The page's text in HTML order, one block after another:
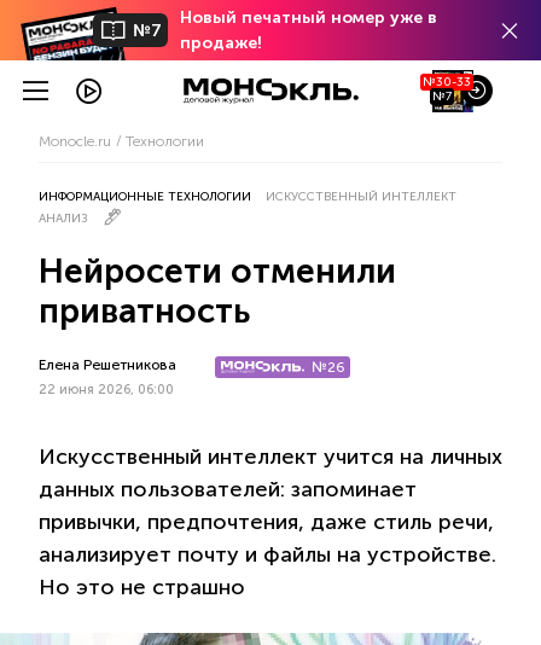
№7
Новый печатный номер уже в
продаже!
№30-33
№7
Monocle.ru Технологии
ИНФОРМАЦИОННЫЕ ТЕХНОЛОГИИ
ИСКУССТВЕННЫЙ ИНТЕЛЛЕКТ
АНАЛИЗ
Нейросети отменили
приватность
Елена Решетникова
22 июня 2026, 06:00
№26
Искусственный интеллект учится на личных
данных пользователей: запоминает
привычки, предпочтения, даже стиль речи,
анализирует почту и файлы на устройстве.
Но это не страшно